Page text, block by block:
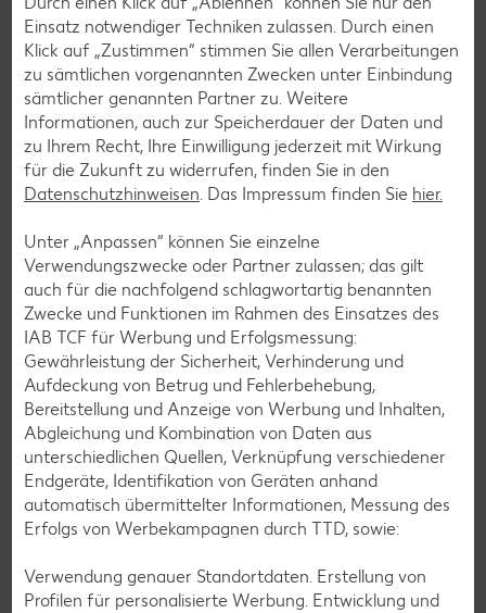
Zur Anmeldung
Messenger-Services – Jetzt kostenlos
anmelden
Mit unserem Messenger-Service erhältst du wöchentlich
unseren aktuellen Prospekt mit den neuesten Angeboten
per Messenger-App, Telegram, WhatsApp, Signal, Threema
Jetzt schnell und bequem anmelden
Einsatz notwendiger Techniken zulassen. Durch einen
Klick auf „Zustimmen“ stimmen Sie allen Verarbeitungen
zu sämtlichen vorgenannten Zwecken unter Einbindung
sämtlicher genannten Partner zu. Weitere
Informationen, auch zur Speicherdauer der Daten und
zu Ihrem Recht, Ihre Einwilligung jederzeit mit Wirkung
für die Zukunft zu widerrufen, finden Sie in den
Datenschutzhinweisen. Das Impressum finden Sie hier.
Unter „Anpassen“ können Sie einzelne
Verwendungszwecke oder Partner zulassen; das gilt
auch für die nachfolgend schlagwortartig benannten
Zwecke und Funktionen im Rahmen des Einsatzes des
IAB TCF für Werbung und Erfolgsmessung:
Gewährleistung der Sicherheit, Verhinderung und
Aufdeckung von Betrug und Fehlerbehebung,
Bereitstellung und Anzeige von Werbung und Inhalten,
Abgleichung und Kombination von Daten aus
unterschiedlichen Quellen, Verknüpfung verschiedener
Endgeräte, Identifikation von Geräten anhand
automatisch übermittelter Informationen, Messung des
Erfolgs von Werbekampagnen durch TTD, sowie:
Verwendung genauer Standortdaten. Erstellung von
Profilen für personalisierte Werbung. Entwicklung und